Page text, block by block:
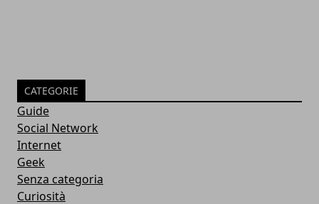
CATEGORIE
Guide
Social Network
Internet
Geek
Senza categoria
Curiosità